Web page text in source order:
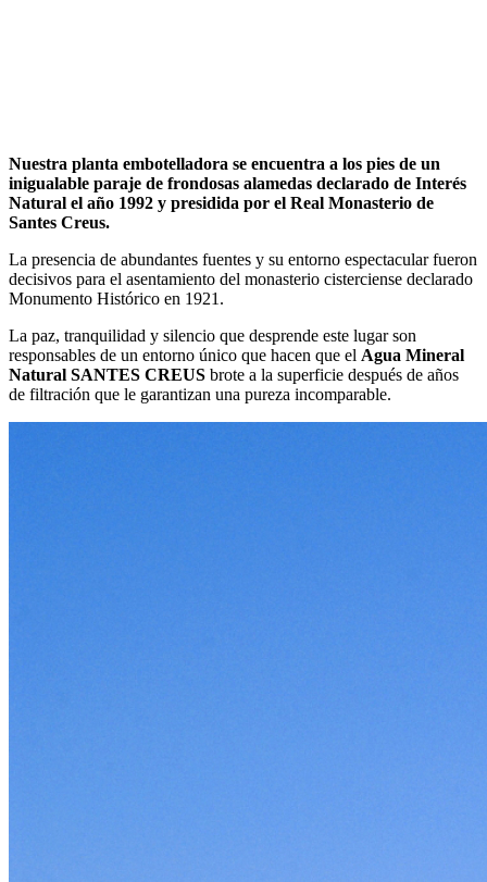
Nuestra planta embotelladora se encuentra a los pies de un
inigualable paraje de frondosas alamedas declarado de Interés
Natural el año 1992 y presidida por el Real Monasterio de
Santes Creus.
La presencia de abundantes fuentes y su entorno espectacular fueron
decisivos para el asentamiento del monasterio cisterciense declarado
Monumento Histórico en 1921.
La paz, tranquilidad y silencio que desprende este lugar son
responsables de un entorno único que hacen que el Agua Mineral
Natural SANTES CREUS brote a la superficie después de años
de filtración que le garantizan una pureza incomparable.